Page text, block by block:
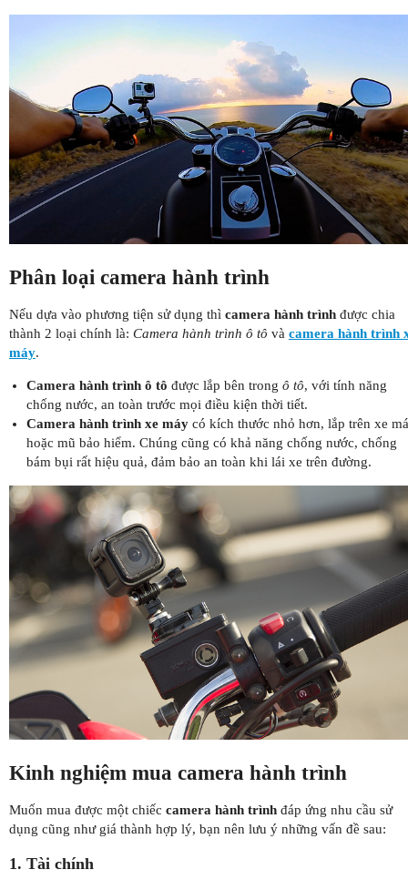
Phân loại camera hành trình
Nếu dựa vào phương tiện sử dụng thì camera hành trình được chia
thành 2 loại chính là: Camera hành trình ô tô và camera hành trình
máy.
Camera hành trình ô tô được lắp bên trong ô tô, với tính năng
chống nước, an toàn trước mọi điều kiện thời tiết.
Camera hành trình xe máycó kích thước nhỏ hơn, lắp trên xe
hoặc mũ bảo hiểm. Chúng cũng có khả năng chống nước, chống
bám bụi rất hiệu quả, đảm bảo an toàn khi lái xe trên đường.
Kinh nghiệm mua camera hành trình
Muốn mua được một chiếc camera hành trình đáp ứng nhu cầu sử
dụng cũng như giá thành hợp lý, bạn nên lưu ý những vấn đề sau:
1. Tài chính